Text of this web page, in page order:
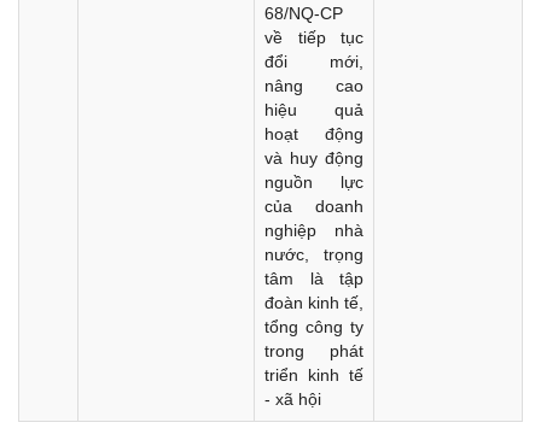
68/NQ-CP
về tiếp tục
đổi mới,
nâng cao
hiệu quả
hoạt động
và huy động
nguồn lực
của doanh
nghiệp nhà
nước, trọng
tâm là tập
đoàn kinh tế,
tổng công ty
trong phát
triển kinh tế
- xã hội